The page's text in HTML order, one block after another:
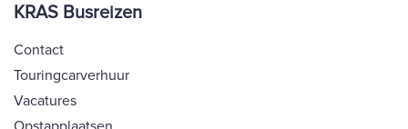
KRAS Busreizen
Contact
Touringcarverhuur
Vacatures